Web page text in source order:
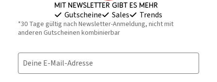
Mit Newsletter gibt es mehr
Gutscheine Sales Trends
*30 Tage gültig nach Newsletter-Anmeldung, nicht mit
anderen Gutscheinen kombinierbar
Deine E-Mail-Adresse